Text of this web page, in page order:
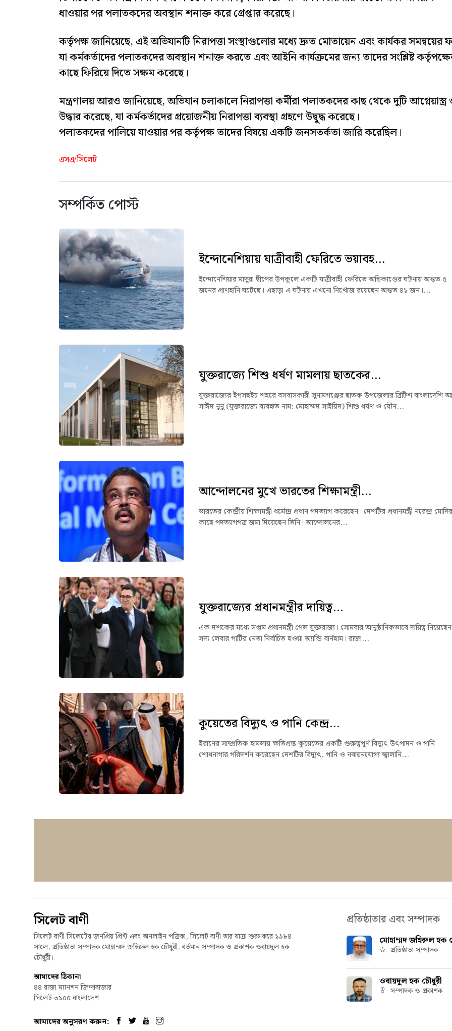
ধাওয়ার পর পলাতকদের অবস্থান শনাক্ত করে গ্রেপ্তার করেছে।
কর্তৃপক্ষ জানিয়েছে, এই অভিযানটি নিরাপত্তা সংস্থাগুলোর মধ্যে দ্রুত মোতায়েন এবং কার্যকর সমন্বয়ের
যা কর্মকর্তাদের পলাতকদের অবস্থান শনাক্ত করতে এবং আইনি কার্যক্রমের জন্য তাদের সংশ্লিষ্ট
কাছে ফিরিয়ে দিতে সক্ষম করেছে।
মন্ত্রণালয় আরও জানিয়েছে, অভিযান চলাকালে নিরাপত্তা কর্মীরা পলাতকদের কাছ থেকে দুটি আগ্নেয়াস্ত্র
উদ্ধার করেছে, যা কর্মকর্তাদের প্রয়োজনীয় নিরাপত্তা ব্যবস্থা গ্রহণে উদ্বুদ্ধ করেছে।
পলাতকদের পালিয়ে যাওয়ার পর কর্তৃপক্ষ তাদের বিষয়ে একটি জনসতর্কতা জারি করেছিল।
এসএ/সিলেট
সম্পর্কিত পোস্ট
ইন্দোনেশিয়ায় যাত্রীবাহী ফেরিতে ভয়াবহ...
ইন্দোনেশিয়ার মাদুরা দ্বীপের উপকূলে একটি যাত্রীবাহী ফেরিতে অগ্নিকাণ্ডের ঘটনায় অন্তত ৫
জনের প্রাণহানি ঘটেছে। এছাড়া এ ঘটনায় এখনো নিখোঁজ রয়েছেন অন্তত ৪১ জন।...
যুক্তরাজ্যে শিশু ধর্ষণ মামলায় ছাতকের...
যুক্তরাজ্যের ইপসহুইচ শহরে বসবাসকারী সুনামগঞ্জের ছাতক উপজেলার ব্রিটিশ বাংলাদেশি
সাঈদ নুনু (যুক্তরাজ্যে ব্যবহৃত নাম: মোহাম্মদ সাইয়িদ) শিশু ধর্ষণ ও যৌন...
আন্দোলনের মুখে ভারতের শিক্ষামন্ত্রী...
ভারতের কেন্দ্রীয় শিক্ষামন্ত্রী ধর্মেন্দ্র প্রধান পদত্যাগ করেছেন। দেশটির প্রধানমন্ত্রী নরেন্দ্র মোদির
কাছে পদত্যাগপত্র জমা দিয়েছেন তিনি। আন্দোলনের...
যুক্তরাজ্যের প্রধানমন্ত্রীর দায়িত্ব...
এক দশকের মধ্যে সপ্তম প্রধানমন্ত্রী পেল যুক্তরাজ্য। সোমবার আনুষ্ঠানিকভাবে দায়িত্ব নিয়েছেন
সদ্য লেবার পার্টির নেতা নির্বাচিত হওয়া অ্যান্ডি বার্নহাম। রাজা...
কুয়েতের বিদ্যুৎ ও পানি কেন্দ্র...
ইরানের সাম্প্রতিক হামলায় ক্ষতিগ্রস্ত কুয়েতের একটি গুরুত্বপূর্ণ বিদ্যুৎ উৎপাদন ও পানি
শোধনাগার পরিদর্শন করেছেন দেশটির বিদ্যুৎ, পানি ও নবায়নযোগ্য জ্বালানি...
সিলেট বাণী
সিলেট বাণী সিলেটের জনপ্রিয় প্রিন্ট এবং অনলাইন পত্রিকা, সিলেট বাণী তার যাত্রা শুরু করে ১৯৮৪
সালে, প্রতিষ্ঠাতা সম্পাদক মোহাম্মদ জহিরুল হক চৌধুরী, বর্তমান সম্পাদক ও প্রকাশক ওবায়দুল হক
চৌধুরী।
আমাদের ঠিকানা
৪৪ রাজা ম্যানশন জিন্দাবাজার
সিলেট ৩১০০ বাংলাদেশ
আমাদের অনুসরণ করুন:
প্রতিষ্ঠাতার এবং সম্পাদক
মোহাম্মদ জহিরুল হক
প্রতিষ্ঠাতা সম্পাদক
ওবায়দুল হক চৌধুরী
সম্পাদক ও প্রকাশক